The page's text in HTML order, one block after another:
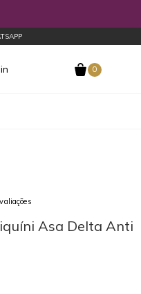
0
Asa Delta Anti